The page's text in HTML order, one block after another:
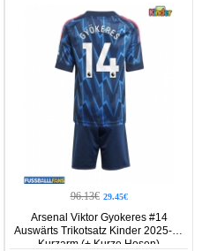
96.13€ 29.45€
Arsenal Viktor Gyokeres #14
Auswärts Trikotsatz Kinder 2025-26
Kurzarm (+ Kurze Hosen)